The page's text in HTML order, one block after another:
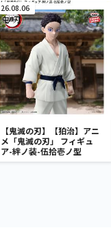
ア-UTA COLLECTION-
26.08.06
【鬼滅の刃】【狛治】アニ
メ「鬼滅の刃」 フィギュ
ア-絆ノ装-伍拾壱ノ型